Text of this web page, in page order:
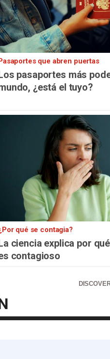
que abren puertas
pasaportes más
¿está el tuyo?
qué se contagia?
ciencia explica por
contagioso